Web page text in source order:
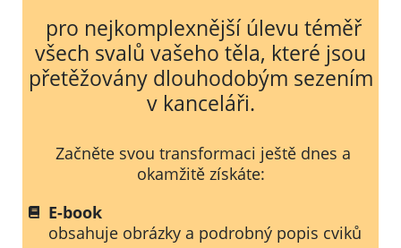
pro nejkomplexnějšíúlevu téměř
všech svalů vašeho těla, které jsou
přetěžovány dlouhodobým sezením
v kanceláři.
Začněte svou transformaci ještě dnes a
okamžitě získáte:
E-book
obsahuje obrázky a podrobný popis cviků